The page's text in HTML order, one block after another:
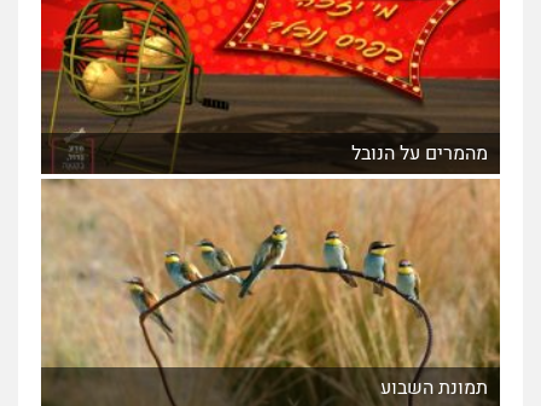
מהמרים על הנובל
תמונת השבוע